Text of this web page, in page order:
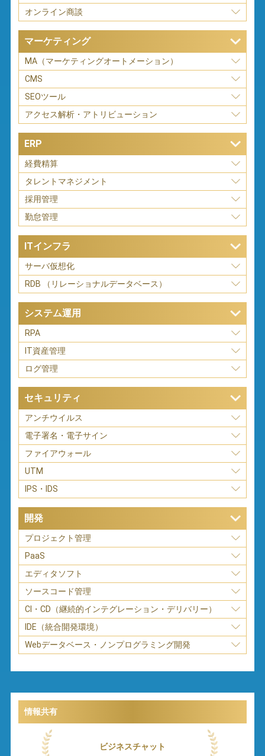
オンライン商談
マーケティング
MA（マーケティングオートメーション）
CMS
SEOツール
アクセス解析・アトリビューション
ERP
経費精算
タレントマネジメント
採用管理
勤怠管理
ITインフラ
サーバ仮想化
RDB （リレーショナルデータベース）
システム運用
RPA
IT資産管理
ログ管理
セキュリティ
アンチウイルス
電子署名・電子サイン
ファイアウォール
UTM
IPS・IDS
開発
プロジェクト管理
PaaS
エディタソフト
ソースコード管理
CI・CD（継続的インテグレーション・デリバリー）
IDE（統合開発環境）
Webデータベース・ノンプログラミング開発
情報共有
ビジネスチャット